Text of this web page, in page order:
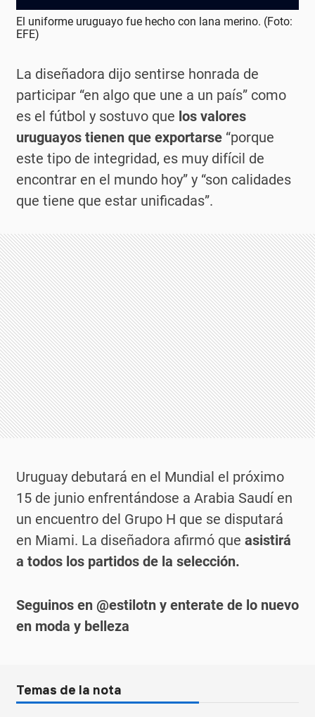
El uniforme uruguayo fue hecho con lana merino. (Foto:
EFE)
La diseñadora dijo sentirse honrada de
participar “en algo que une a un país” como
es el fútbol y sostuvo que los valores
uruguayos tienen que exportarse “porque
este tipo de integridad, es muy difícil de
encontrar en el mundo hoy” y “son calidades
que tiene que estar unificadas”.
Uruguay debutará en el Mundial el próximo
15 de junio enfrentándose a Arabia Saudí en
un encuentro del Grupo H que se disputará
en Miami. La diseñadora afirmó que asistirá
a todos los partidos de la selección.
Seguinos en @estilotn y enterate de lo nuevo
en moda y belleza
Temas de la nota